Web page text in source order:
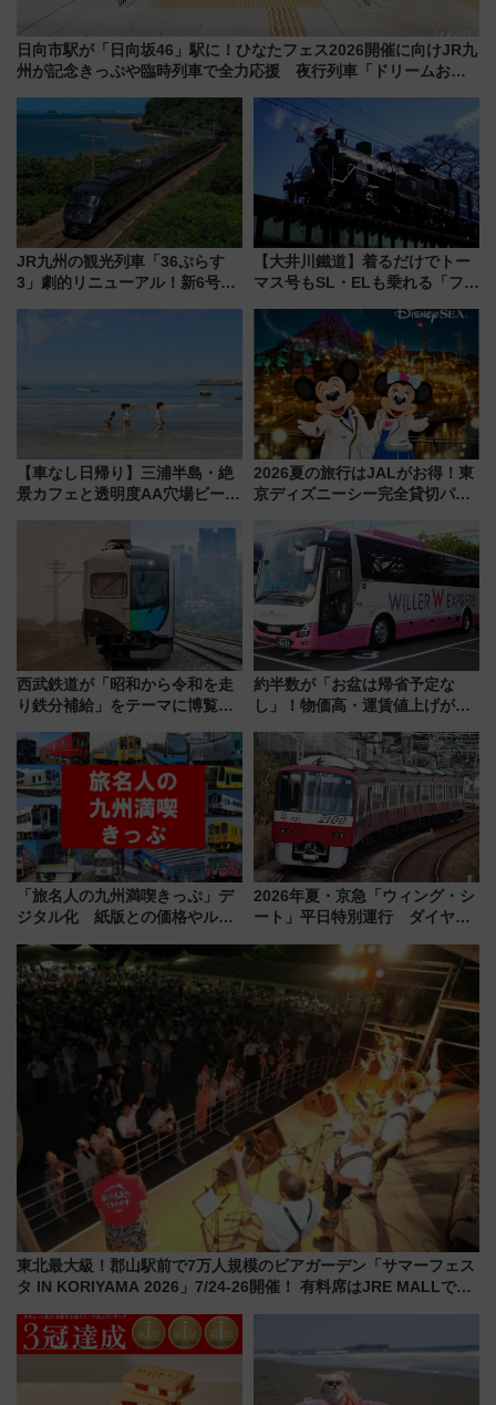
日向市駅が「日向坂46」駅に！ひなたフェス2026開催に向けJR九
州が記念きっぷや臨時列車で全力応援 夜行列車「ドリームおひ
JR九州の観光列車「36ぷらす
3」劇的リニューアル！新6号車
別 “プレミアムランチ”導入･ル
【大井川鐵道】着るだけでトー
マス号もSL・ELも乗れる「フリ
受注販売
【車なし日帰り】三浦半島・絶
景カフェと透明度AA穴場ビーチ
用してストレスフリー旅へ行こ
2026夏の旅行はJALがお得！東
京ディズニーシー完全貸切パー
ーン始まる 条件は「夏の国内
線に2回搭乗」
西武鉄道が「昭和から令和を走
り鉄分補給」をテーマに博覧会
14日から 新車両「トキイロ」体
験ブースも アクセスや申込方法
を解説
約半数が「お盆は帰省予定な
し」！物価高・運賃値上げが財
りたいけど……【WILLER お盆
帰省動向調査】
「旅名人の九州満喫きっぷ」デ
ジタル化 紙版との価格やルー
2026年夏・京急「ウィング・シ
ート」平日特別運行 ダイヤ・
三浦海岸を堪能できるお出かけ
プランもご紹介
東北最大級！郡山駅前で7万人規模のビアガーデン「サマーフェス
タ IN KORIYAMA 2026」7/24-26開催！ 有料席はJRE MALLで予